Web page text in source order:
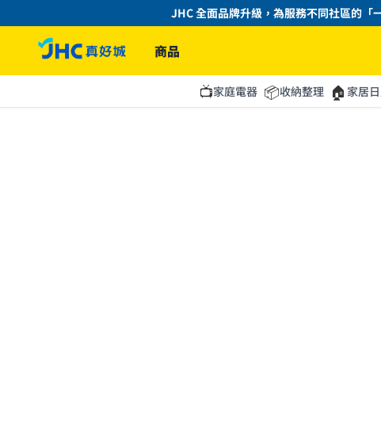
JHC 全面品牌升級，為服務不同社區的「一
商品
📺家庭電器 📦收納整理 🏠 家居